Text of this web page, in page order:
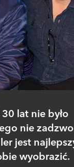
lat nie było
nie
jest
wyobrazić.